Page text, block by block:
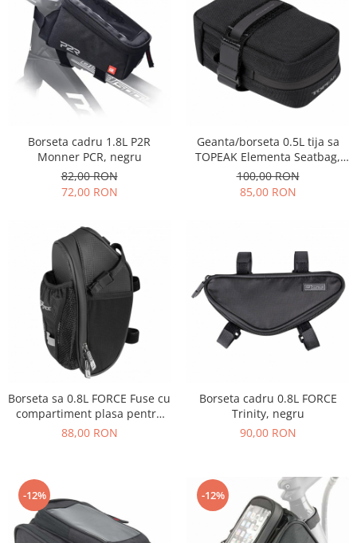
Borseta cadru 1.8L P2R
Monner PCR, negru
82,00 RON
72,00 RON
Geanta/borseta 0.5L tija sa
TOPEAK Elementa Seatbag,
marime M, neagra
100,00 RON
85,00 RON
Borseta sa 0.8L FORCE Fuse cu
compartiment plasa pentru
bidon, neagra
88,00 RON
Borseta cadru 0.8L FORCE
Trinity, negru
90,00 RON
-12% -12%